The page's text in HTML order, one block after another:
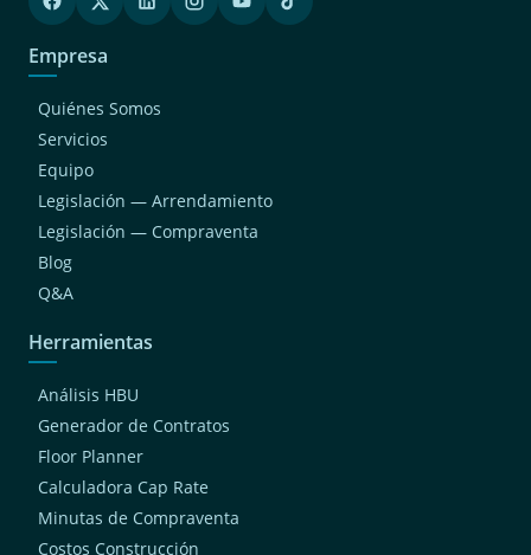
Empresa
Quiénes Somos
Servicios
Equipo
Legislación — Arrendamiento
Legislación — Compraventa
Blog
Q&A
Herramientas
Análisis HBU
Generador de Contratos
Floor Planner
Calculadora Cap Rate
Minutas de Compraventa
Costos Construcción